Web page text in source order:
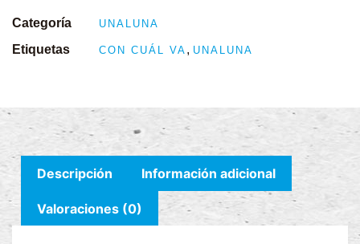
Categoría UNALUNA
Etiquetas CON CUÁL VA , UNALUNA
Descripción Información adicional
Valoraciones (0)